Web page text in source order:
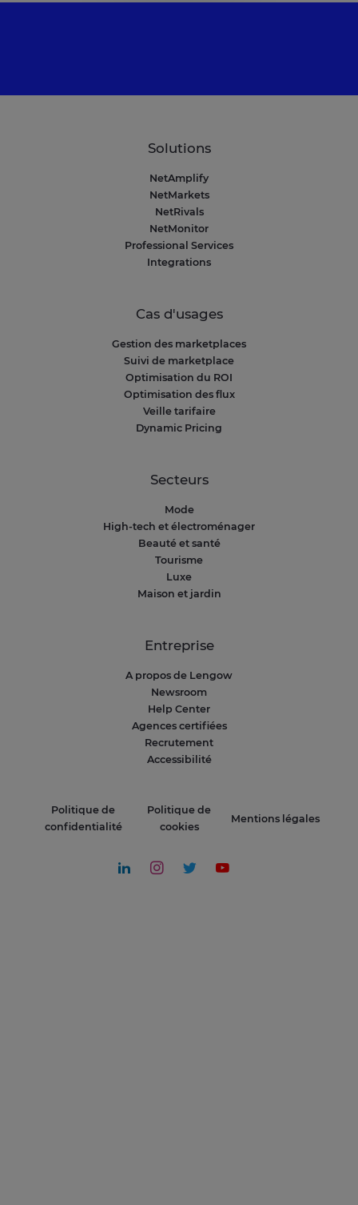
Solutions
NetAmplify
NetMarkets
NetRivals
NetMonitor
Professional Services
Integrations
Cas d'usages
Gestion des marketplaces
Suivi de marketplace
Optimisation du ROI
Optimisation des flux
Veille tarifaire
Dynamic Pricing
Secteurs
Mode
High-tech et électroménager
Beauté et santé
Tourisme
Luxe
Maison et jardin
Entreprise
A propos de Lengow
Newsroom
Help Center
Agences certifiées
Recrutement
Accessibilité
Politique de
confidentialité
Politique de
cookies
Mentions légales